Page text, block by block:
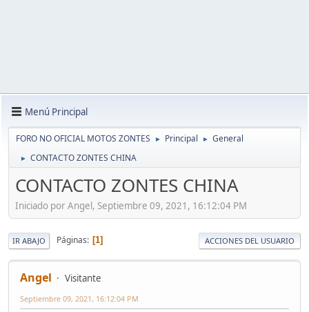
Menú Principal
FORO NO OFICIAL MOTOS ZONTES ► Principal ► General
► CONTACTO ZONTES CHINA
CONTACTO ZONTES CHINA
Iniciado por Angel, Septiembre 09, 2021, 16:12:04 PM
IR ABAJO Páginas 1 ACCIONES DEL USUARIO
Angel Visitante
Septiembre 09, 2021, 16:12:04 PM